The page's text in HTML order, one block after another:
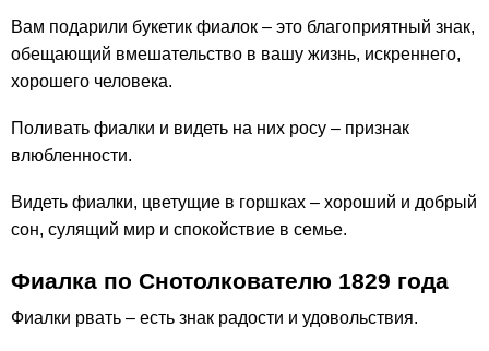
Вам подарили букетик фиалок – это благоприятный знак,
обещающий вмешательство в вашу жизнь, искреннего,
хорошего человека.
Поливать фиалки и видеть на них росу – признак
влюбленности.
Видеть фиалки, цветущие в горшках – хороший и добрый
сон, сулящий мир и спокойствие в семье.
Фиалка по Снотолкователю 1829 года
Фиалки рвать – есть знак радости и удовольствия.